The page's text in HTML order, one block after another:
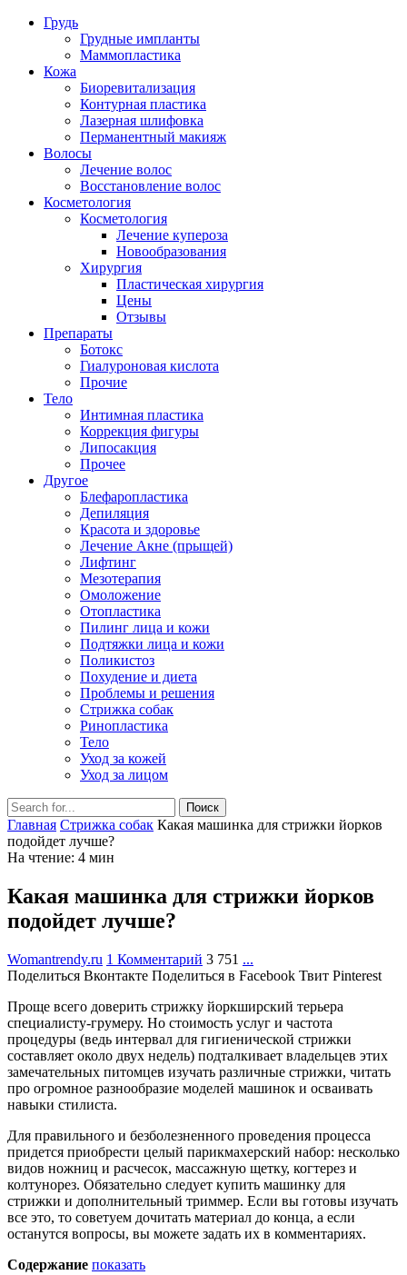
Грудь
Грудные импланты
Маммопластика
Кожа
Биоревитализация
Контурная пластика
Лазерная шлифовка
Перманентный макияж
Волосы
Лечение волос
Восстановление волос
Косметология
Косметология
Лечение купероза
Новообразования
Хирургия
Пластическая хирургия
Цены
Отзывы
Препараты
Ботокс
Гиалуроновая кислота
Прочие
Тело
Интимная пластика
Коррекция фигуры
Липосакция
Прочее
Другое
Блефаропластика
Депиляция
Красота и здоровье
Лечение Акне (прыщей)
Лифтинг
Мезотерапия
Омоложение
Отопластика
Пилинг лица и кожи
Подтяжки лица и кожи
Поликистоз
Похудение и диета
Проблемы и решения
Стрижка собак
Ринопластика
Тело
Уход за кожей
Уход за лицом
Поиск
Главная Стрижка собак Какая машинка для стрижки йорков
подойдет лучше?
На чтение: 4 мин
Какая машинка для стрижки йорков
подойдет лучше?
Womantrendy.ru 1 Комментарий 3 751 ...
Поделиться Вконтакте Поделиться в Facebook Твит Pinterest
Проще всего доверить стрижку йоркширский терьера
специалисту-грумеру. Но стоимость услуг и частота
процедуры (ведь интервал для гигиенической стрижки
составляет около двух недель) подталкивает владельцев этих
замечательных питомцев изучать различные стрижки, читать
про огромное разнообразие моделей машинок и осваивать
навыки стилиста.
Для правильного и безболезненного проведения процесса
придется приобрести целый парикмахерский набор: несколько
видов ножниц и расчесок, массажную щетку, когтерез и
колтунорез. Обязательно следует купить машинку для
стрижки и дополнительный триммер. Если вы готовы изучать
все это, то советуем дочитать материал до конца, а если
останутся вопросы, вы можете задать их в комментариях.
Содержание показать